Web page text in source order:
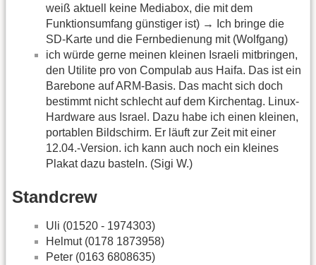
weiß aktuell keine Mediabox, die mit dem
Funktionsumfang günstiger ist) → Ich bringe die
SD-Karte und die Fernbedienung mit (Wolfgang)
ich würde gerne meinen kleinen Israeli mitbringen,
den Utilite pro von Compulab aus Haifa. Das ist ein
Barebone auf ARM-Basis. Das macht sich doch
bestimmt nicht schlecht auf dem Kirchentag. Linux-
Hardware aus Israel. Dazu habe ich einen kleinen,
portablen Bildschirm. Er läuft zur Zeit mit einer
12.04.-Version. ich kann auch noch ein kleines
Plakat dazu basteln. (Sigi W.)
Standcrew
Uli (01520 - 1974303)
Helmut (0178 1873958)
Peter (0163 6808635)